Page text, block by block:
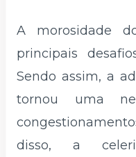
A morosidade
principais
Sendo assim, a
tornou uma
disso, a